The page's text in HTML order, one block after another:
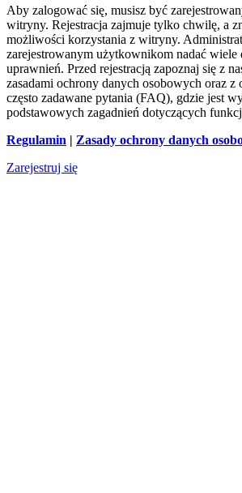
Aby zalogować się, musisz być
witryny. Rejestracja zajmuje tylko chwilę, a
możliwości korzystania z witryny.
zarejestrowanym użytkownikom nadać wiele
uprawnień. Przed rejestracją zapoznaj się z
zasadami ochrony danych osobowych oraz z
często zadawane pytania (FAQ), gdzie jest
podstawowych zagadnień dotyczących
Regulamin | Zasady ochrony danych
Zarejestruj się